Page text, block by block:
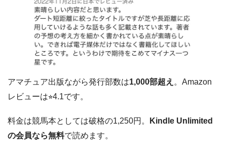
アマチュア出版ながら発行部数は1,000部超え 。Amazon
レビューは⭐︎4.1です。
料金は競馬本としては破格の1,250円。
Kindle Unlimited
の会員なら無料で読めます。